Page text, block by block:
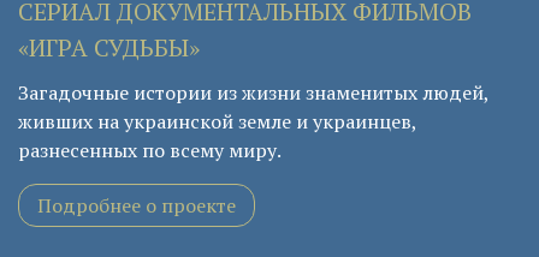
СЕРИАЛ ДОКУМЕНТАЛЬНЫХ ФИЛЬМОВ
«ИГРА СУДЬБЫ»
Загадочные истории из жизни знаменитых людей,
живших на украинской земле и украинцев,
разнесенных по всему миру.
Подробнее о проекте